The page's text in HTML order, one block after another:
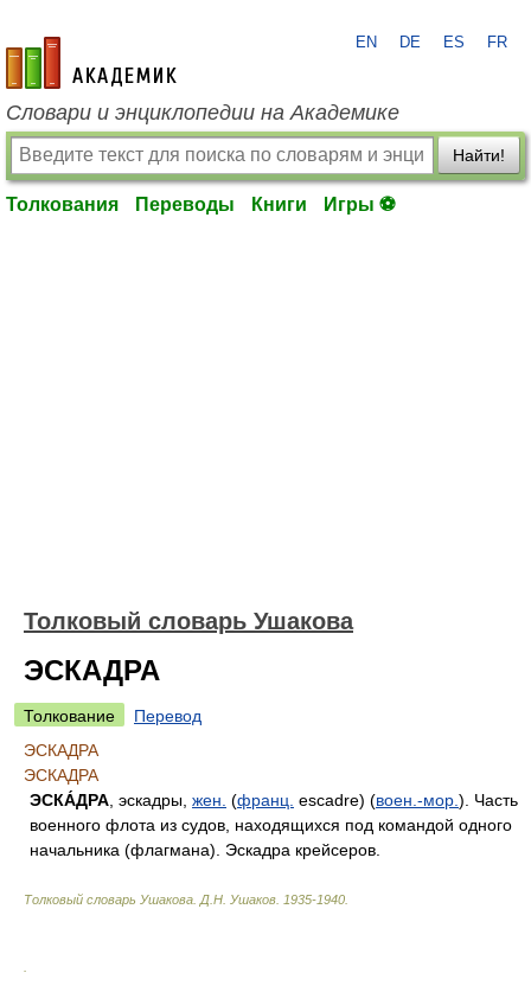
academic.ru
EN DE ES FR
Словари и энциклопедии на Академике
Найти!
Толкования Переводы Книги Игры ⚽
Толковый словарь Ушакова
ЭСКАДРА
Толкование
Перевод
ЭСКАДРА
ЭСКАДРА
ЭСКА́ДРА , эскадры, жен. (франц. escadre) (воен.-мор. ). Часть
военного флота из судов, находящихся под командой одного
начальника (флагмана). Эскадра крейсеров.
Толковый словарь Ушакова Д.Н. Ушаков. 1935-1940